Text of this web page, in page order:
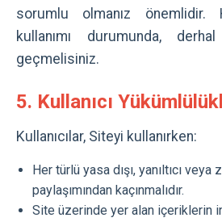
sorumlu olmanız önemlidir.
kullanımı durumunda,
geçmelisiniz.
5. Kullanıcı
Kullanıcılar, Siteyi kullanırken:
Her türlü yasa dışı, yanıltıcı veya
paylaşımından kaçınmalıdır.
Site üzerinde yer alan içeriklerin